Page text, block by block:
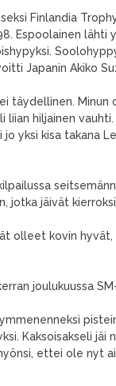
Finlandia
Espoolainen
Japanin Akiko
täydellinen.
liian hiljainen
yksi kisa takana
jotka jäivät
olleet kovin
joulukuussa
Kaksoisakseli jäi
ettei ole nyt